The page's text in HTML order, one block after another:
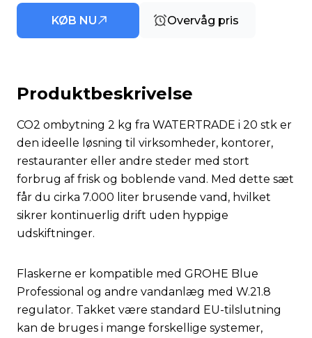
KØB NU Overvåg pris
Produktbeskrivelse
CO2 ombytning 2 kg fra WATERTRADE i 20 stk er
den ideelle løsning til virksomheder, kontorer,
restauranter eller andre steder med stort
forbrug af frisk og boblende vand. Med dette sæt
får du cirka 7.000 liter brusende vand, hvilket
sikrer kontinuerlig drift uden hyppige
udskiftninger.
Flaskerne er kompatible med GROHE Blue
Professional og andre vandanlæg med W.21.8
regulator. Takket være standard EU-tilslutning
kan de bruges i mange forskellige systemer,